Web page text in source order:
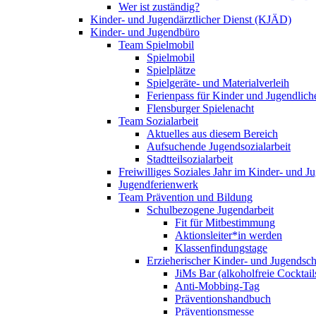
Wer ist zuständig?
Kinder- und Jugendärztlicher Dienst (KJÄD)
Kinder- und Jugendbüro
Team Spielmobil
Spielmobil
Spielplätze
Spielgeräte- und Materialverleih
Ferienpass für Kinder und
Flensburger Spielenacht
Team Sozialarbeit
Aktuelles aus diesem Bereich
Aufsuchende Jugendsozialarbeit
Stadtteilsozialarbeit
Freiwilliges Soziales Jahr im Kinder- und
Jugendferienwerk
Team Prävention und Bildung
Schulbezogene Jugendarbeit
Fit für Mitbestimmung
Aktionsleiter*in werden
Klassenfindungstage
Erzieherischer Kinder- und
JiMs Bar (alkoholfreie
Anti-Mobbing-Tag
Präventionshandbuch
Präventionsmesse